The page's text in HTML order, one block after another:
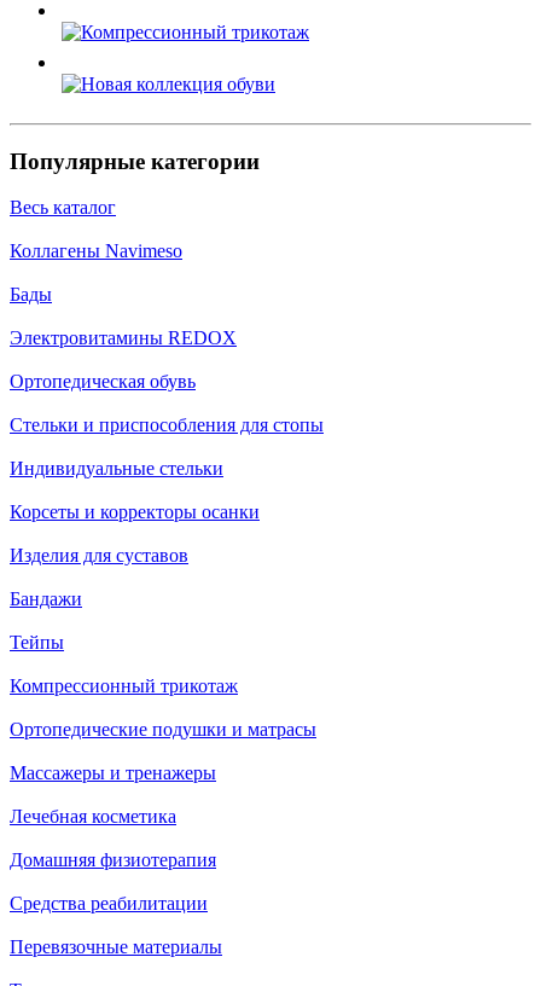
Популярные категории
Весь каталог
Коллагены Navimeso
Бады
Электровитамины REDOX
Ортопедическая обувь
Стельки и приспособления для стопы
Индивидуальные стельки
Корсеты и корректоры осанки
Изделия для суставов
Бандажи
Тейпы
Компрессионный трикотаж
Ортопедические подушки и матрасы
Массажеры и тренажеры
Лечебная косметика
Домашняя физиотерапия
Средства реабилитации
Перевязочные материалы